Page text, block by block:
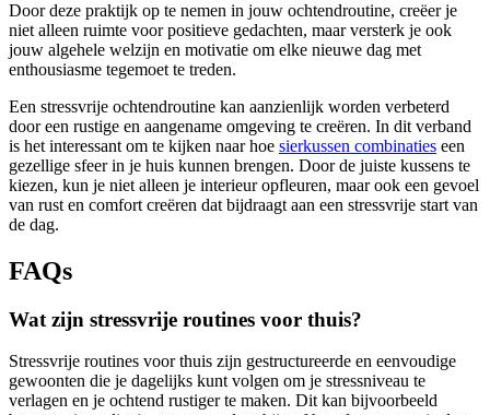
Door deze praktijk op te nemen in jouw ochtendroutine, creëer je
niet alleen ruimte voor positieve gedachten, maar versterk je ook
jouw algehele welzijn en motivatie om elke nieuwe dag met
enthousiasme tegemoet te treden.
Een stressvrije ochtendroutine kan aanzienlijk worden verbeterd
door een rustige en aangename omgeving te creëren. In dit verband
is het interessant om te kijken naar hoe sierkussen combinaties een
gezellige sfeer in je huis kunnen brengen. Door de juiste kussens te
kiezen, kun je niet alleen je interieur opfleuren, maar ook een gevoel
van rust en comfort creëren dat bijdraagt aan een stressvrije start van
de dag.
FAQs
Wat zijn stressvrije routines voor thuis?
Stressvrije routines voor thuis zijn gestructureerde en eenvoudige
gewoonten die je dagelijks kunt volgen om je stressniveau te
verlagen en je ochtend rustiger te maken. Dit kan bijvoorbeeld